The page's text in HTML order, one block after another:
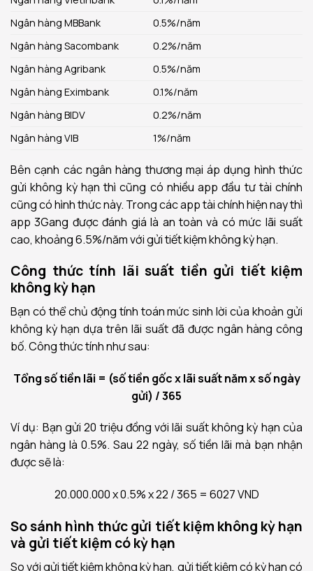
Ngân hàng MBBank
0.5%/năm
Ngân hàng Sacombank
0.2%/năm
Ngân hàng Agribank
0.5%/năm
Ngân hàng Eximbank
0.1%/năm
Ngân hàng BIDV
0.2%/năm
Ngân hàng VIB
1%/năm
Bên cạnh các ngân hàng thương mại áp dụng hình thức
gửi không kỳ hạn thì cũng có nhiều app đầu tư tài chính
cũng có hình thức này. Trong các app tài chính hiện nay thì
app 3Gang được đánh giá là an toàn và có mức lãi suất
cao, khoảng 6.5%/năm với gửi tiết kiệm không kỳ hạn.
Công thức tính lãi suất tiền gửi tiết kiệm
không kỳ hạn
Bạn có thể chủ động tính toán mức sinh lời của khoản gửi
không kỳ hạn dựa trên lãi suất đã được ngân hàng công
bố. Công thức tính như sau:
Tổng số tiền lãi = (số tiền gốc x lãi suất năm x số ngày
gửi) / 365
Ví dụ: Bạn gửi 20 triệu đồng với lãi suất không kỳ hạn của
ngân hàng là 0.5%. Sau 22 ngày, số tiền lãi mà bạn nhận
được sẽ là:
20.000.000 x 0.5% x 22 / 365 = 6027 VND
So sánh hình thức gửi tiết kiệm không kỳ hạn
và gửi tiết kiệm có kỳ hạn
So với gửi tiết kiệm không kỳ hạn, gửi tiết kiệm có kỳ hạn có